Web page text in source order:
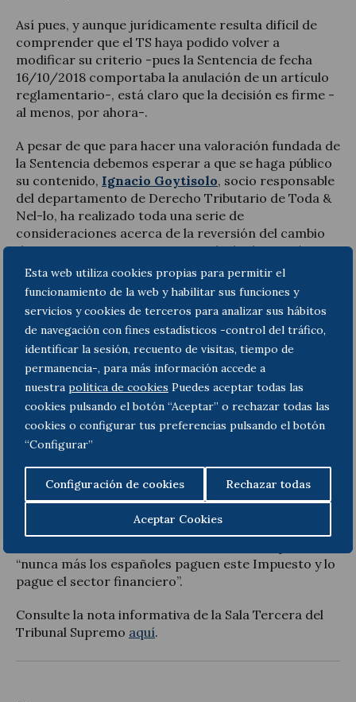
Esta web utiliza cookies propias para permitir el
funcionamiento de la web y habilitar sus funciones y
servicios y cookies de terceros para analizar sus hábitos
de navegación con fines estadísticos -control del tráfico,
identificar la sesión, recuento de visitas, tiempo de
permanencia-, para más información accede a
nuestra politica de cookies Puedes aceptar todas las
cookies pulsando el botón “Aceptar” o rechazar todas las
cookies o configurar tus preferencias pulsando el botón
“Configurar”
Configuración de cookies Rechazar todas
Aceptar Cookies
Así pues, y aunque jurídicamente resulta difícil de
comprender que el TS haya podido volver a
modificar su criterio -pues la Sentencia de fecha
16/10/2018 comportaba la anulación de un artículo
reglamentario-, está claro que la decisión es firme -
al menos, por ahora-.
A pesar de que para hacer una valoración fundada de
la Sentencia debemos esperar a que se haga público
su contenido, Ignacio Goytisolo, socio responsable
del departamento de Derecho Tributario de Toda &
Nel-lo, ha realizado toda una serie de
consideraciones acerca de la reversión del cambio
de criterio en un interesante artículo de opinión
publicado con fecha 8 de noviembre en el diario “
Economista
” (al que puede accededer haciendo clic
en el enlace al final de este texto):
En otro orden de cosas, interesa destacar quelas
reacciones a la comentada Sentencia no se han
hecho esperar, y no son pocos los personajes
públicos, especialmente políticos, los que han
manifestado el expreso rechazo al último cambio de
criterio del Alto Tribunal. Entre las declaraciones
más comentadas se encuentra la de
durante el día siguiente que
las resoluciones judiciales, pero no puede dejar de
anunció que, en el Consejo de Ministros del 8 de
“nunca más los españoles paguen este Impuesto y lo
pague el sector financiero”.
Consulte la nota informativa de la Sala Tercera del
Tribunal Supremo aquí.